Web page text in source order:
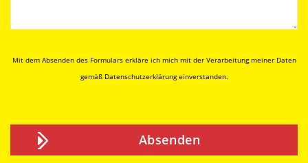
Mit dem Absenden des Formulars erkläre ich mich mit der Verarbeitung meiner Daten
gemäß Datenschutzerklärungeinverstanden.